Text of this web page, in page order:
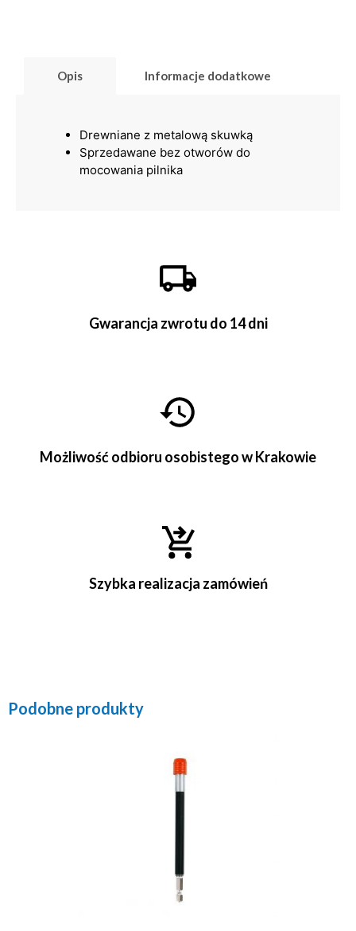
Opis Informacje dodatkowe
Drewniane z metalową skuwką
Sprzedawane bez otworów do
mocowania pilnika
Gwarancja zwrotu do 14 dni
Możliwość odbioru osobistego w Krakowie
Szybka realizacja zamówień
Podobne produkty